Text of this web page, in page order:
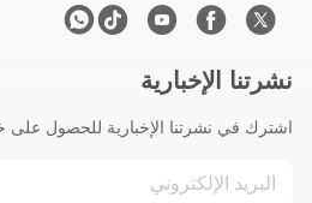
نشرتنا الإخبارية
اشترك في نشرتنا الإخبارية للحصول على